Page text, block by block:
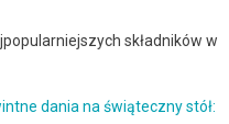
składników w
dania na świąteczny stół: